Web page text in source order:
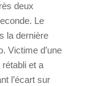
deux
Le
la dernière
Victime d’une
et a
l’écart sur